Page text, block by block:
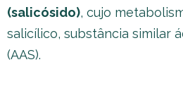
(salicósido), cujo
salicílico, substância similar
(AAS).